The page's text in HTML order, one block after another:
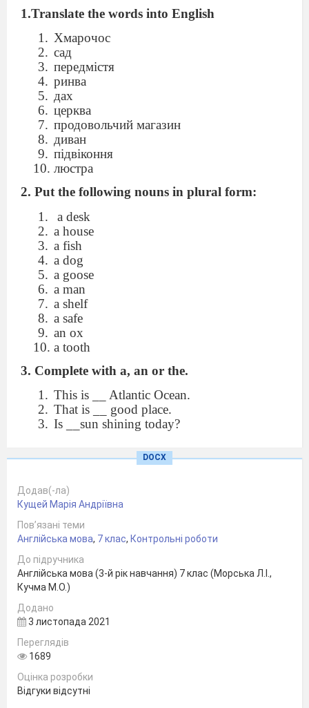
1.Translate the words into English
Хмарочос
сад
передмістя
ринва
дах
церква
продовольчий магазин
диван
підвіконня
люстра
2. Put the following nouns in plural form:
a desk
a house
a fish
a dog
a goose
a man
a shelf
a safe
an ox
a tooth
3. Complete with a, an or the.
This is __ Atlantic Ocean.
That is __ good place.
Is __sun shining today?
Who was __ best footballer?
Mallorca is __ island.
Sarah has __ new boyfriend.
This is __ interesting film.
Spain is __ European country.
4. Describe your room. (7 sentences)
Test Form 7
“The place I live in. My room”
1.Translate the words into English
паркан
димар
DOCX
Додав(-ла)
Кущей Марія Андріївна
Пов’язані теми
Англійська мова, 7 клас, Контрольні роботи
До підручника
Англійська мова (3-й рік навчання) 7 клас (Морська Л.І.,
Кучма М.О.)
Додано
3 листопада 2021
Переглядів
1689
Оцінка розробки
Відгуки відсутні